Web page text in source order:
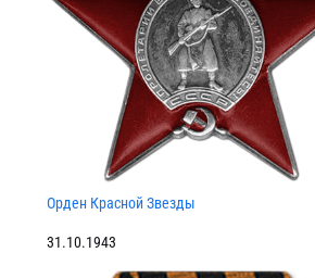
Орден Красной Звезды
31.10.1943